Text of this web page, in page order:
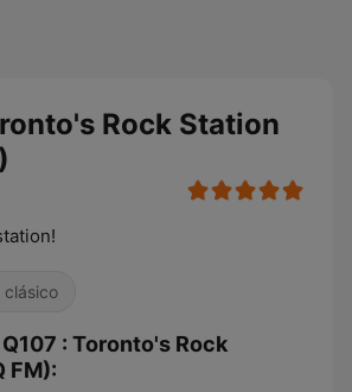
Rock Station
clásico
: Toronto's Rock
FM):